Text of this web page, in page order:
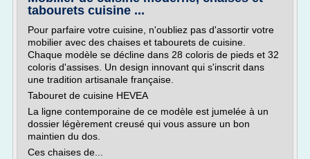
tabourets cuisine ...
Pour parfaire votre cuisine, n'oubliez pas d'assortir votre
mobilier avec des chaises et tabourets de cuisine.
Chaque modèle se décline dans 28 coloris de pieds et 32
coloris d'assises. Un design innovant qui s'inscrit dans
une tradition artisanale française.
Tabouret de cuisine HEVEA
La ligne contemporaine de ce modèle est jumelée à un
dossier légèrement creusé qui vous assure un bon
maintien du dos.
Ces chaises de...